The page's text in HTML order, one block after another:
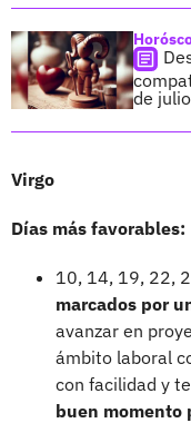
de julio
Virgo
Días más favorables:
10, 14, 19, 22,
marcados por
avanzar en
ámbito laboral
con facilidad y
buen momento